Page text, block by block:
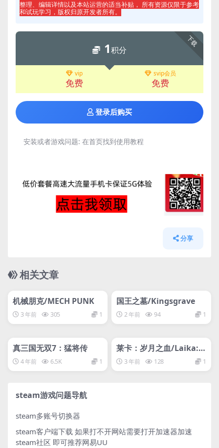
整理、编辑详情以及本站运营的适当补贴， 所有资源仅限于参考
和试玩学习，版权归原开发者所有。
下载
1积分
vip
免费
svip会员
免费
登录后购买
安装或者游戏问题: 在首页找到使用教程
分享
相关文章
网盘下载游戏
机械朋克/MECH PUNK
3 年前 305 1
国王之墓/Kingsgrave
2 年前 94 1
网盘下载游戏
真三国无双7：猛将传
4 年前 6.5K 1
网盘下载游戏
莱卡：岁月之血/Laika: A
ged Through Blood
3 年前 128 1
steam游戏问题导航
steam多账号切换器
steam客户端下载 如果打不开网站需要打开加速器加速
steam社区 即可推荐网易UU